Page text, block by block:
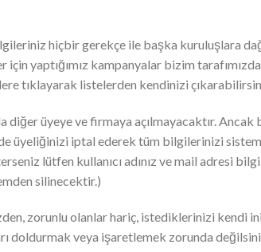
hiçbir gerekçe ile başka kuruluşlara
yaptığımız kampanyalar bizim
tıklayarak listelerden kendinizi
üyeye ve firmaya açılmayacaktır.
üyeliğinizi iptal ederek tüm bilgilerinizi
lütfen kullanıcı adınız ve mail adresi
silinecektir.)
zorunlu olanlar hariç, istediklerinizi kendi
veya işaretlemek zorunda